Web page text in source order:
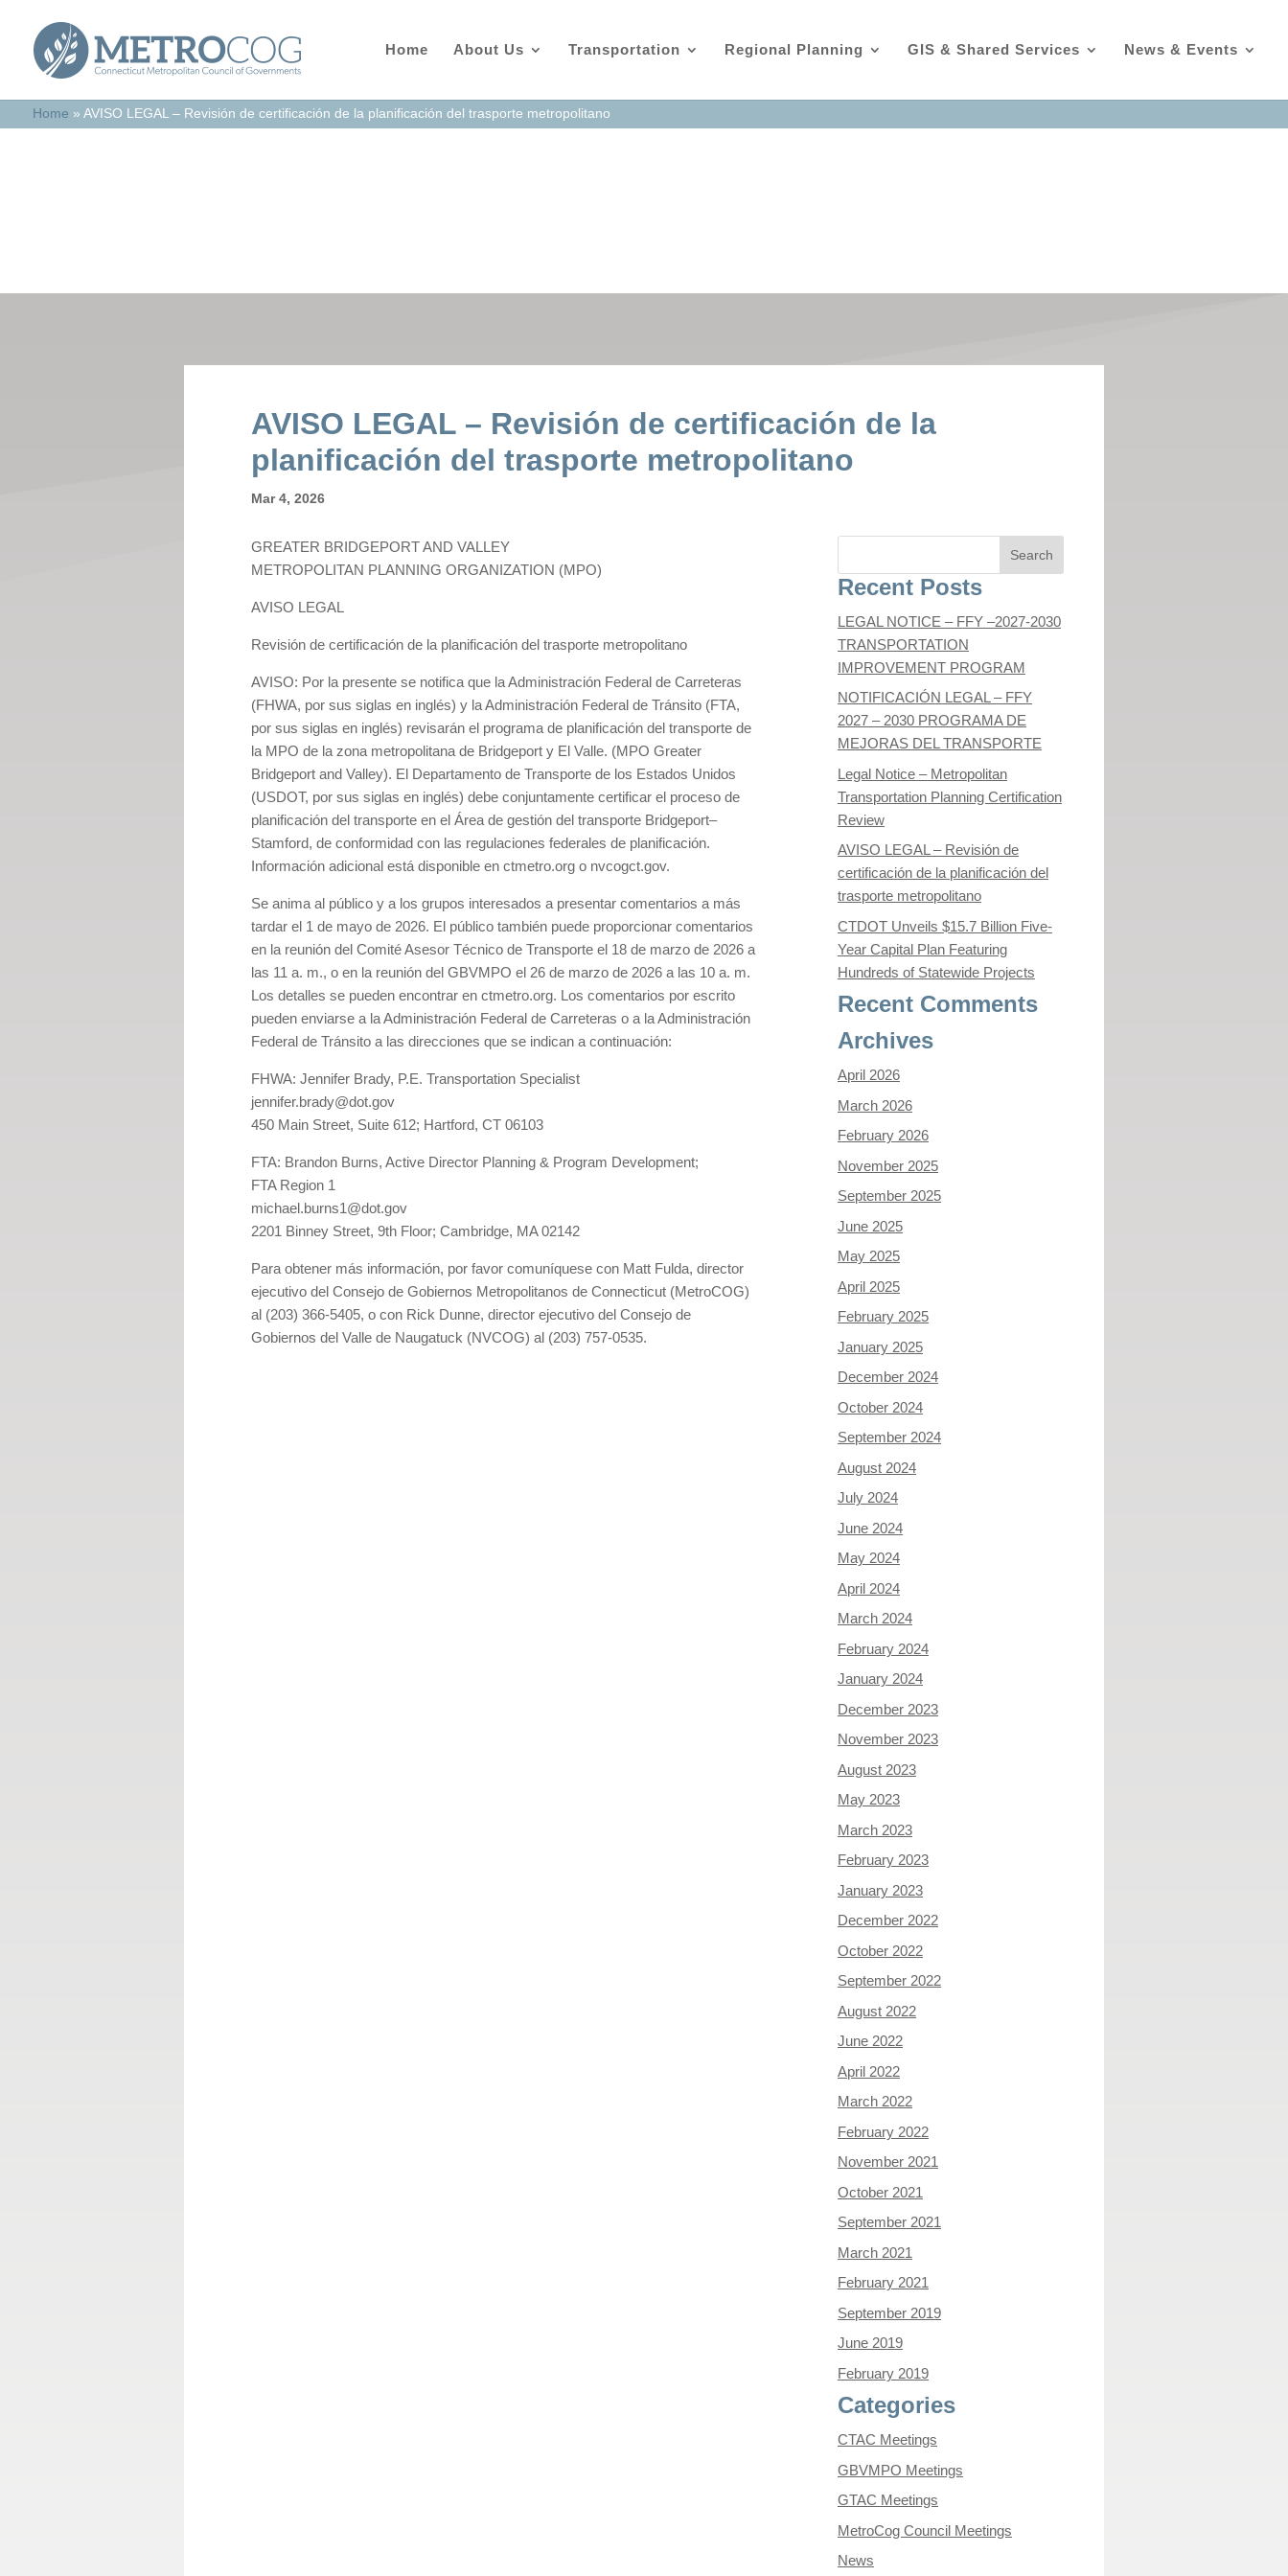
Home About Us Transportation Regional Planning GIS & Shared Services News & Events
Home » AVISO LEGAL – Revisión de certificación de la planificación del trasporte metropolitano
AVISO LEGAL – Revisión de certificación de la
planificación del trasporte metropolitano
Mar 4, 2026
GREATER BRIDGEPORT AND VALLEY
METROPOLITAN PLANNING ORGANIZATION (MPO)
AVISO LEGAL
Revisión de certificación de la planificación del trasporte metropolitano
AVISO: Por la presente se notifica que la Administración Federal de Carreteras
(FHWA, por sus siglas en inglés) y la Administración Federal de Tránsito (FTA,
por sus siglas en inglés) revisarán el programa de planificación del transporte de
la MPO de la zona metropolitana de Bridgeport y El Valle. (MPO Greater
Bridgeport and Valley). El Departamento de Transporte de los Estados Unidos
(USDOT, por sus siglas en inglés) debe conjuntamente certificar el proceso de
planificación del transporte en el Área de gestión del transporte Bridgeport–
Stamford, de conformidad con las regulaciones federales de planificación.
Información adicional está disponible en ctmetro.org o nvcogct.gov.
Se anima al público y a los grupos interesados a presentar comentarios a más
tardar el 1 de mayo de 2026. El público también puede proporcionar comentarios
en la reunión del Comité Asesor Técnico de Transporte el 18 de marzo de 2026 a
las 11 a. m., o en la reunión del GBVMPO el 26 de marzo de 2026 a las 10 a. m.
Los detalles se pueden encontrar en ctmetro.org. Los comentarios por escrito
pueden enviarse a la Administración Federal de Carreteras o a la Administración
Federal de Tránsito a las direcciones que se indican a continuación:
FHWA: Jennifer Brady, P.E. Transportation Specialist
jennifer.brady@dot.gov
450 Main Street, Suite 612; Hartford, CT 06103
FTA: Brandon Burns, Active Director Planning & Program Development;
FTA Region 1
michael.burns1@dot.gov
2201 Binney Street, 9th Floor; Cambridge, MA 02142
Para obtener más información, por favor comuníquese con Matt Fulda, director
ejecutivo del Consejo de Gobiernos Metropolitanos de Connecticut (MetroCOG)
al (203) 366-5405, o con Rick Dunne, director ejecutivo del Consejo de
Gobiernos del Valle de Naugatuck (NVCOG) al (203) 757-0535.
Recent Posts
LEGAL NOTICE – FFY –2027-2030
TRANSPORTATION
IMPROVEMENT PROGRAM
NOTIFICACIÓN LEGAL – FFY
2027 – 2030 PROGRAMA DE
MEJORAS DEL TRANSPORTE
Legal Notice – Metropolitan
Transportation Planning Certification
Review
AVISO LEGAL – Revisión de
certificación de la planificación del
trasporte metropolitano
CTDOT Unveils $15.7 Billion Five-
Year Capital Plan Featuring
Hundreds of Statewide Projects
Recent Comments
Archives
April 2026
March 2026
February 2026
November 2025
September 2025
June 2025
May 2025
April 2025
February 2025
January 2025
December 2024
October 2024
September 2024
August 2024
July 2024
June 2024
May 2024
April 2024
March 2024
February 2024
January 2024
December 2023
November 2023
August 2023
May 2023
March 2023
February 2023
January 2023
December 2022
October 2022
September 2022
August 2022
June 2022
April 2022
March 2022
February 2022
November 2021
October 2021
September 2021
March 2021
February 2021
September 2019
June 2019
February 2019
Categories
CTAC Meetings
GBVMPO Meetings
GTAC Meetings
MetroCog Council Meetings
News